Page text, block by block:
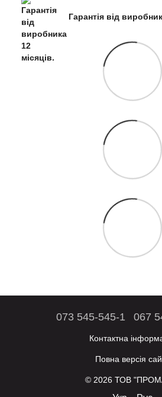
Гарантія від
073 545-545-1 067
Контактна
Повна версія
© 2026 ТОВ